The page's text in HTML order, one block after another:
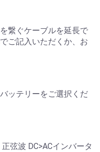
繋ぐケーブルを延長で
ご記入いただくか、お
ッテリーをご選択くだ
弦波 DC>ACインバータ